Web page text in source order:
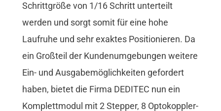
Schrittgröße von 1/16 Schritt unterteilt
werden und sorgt somit für eine hohe
Laufruhe und sehr exaktes Positionieren. Da
ein Großteil der Kundenumgebungen weitere
Ein- und Ausgabemöglichkeiten gefordert
haben, bietet die Firma DEDITEC nun ein
Komplettmodul mit 2 Stepper, 8 Optokoppler-